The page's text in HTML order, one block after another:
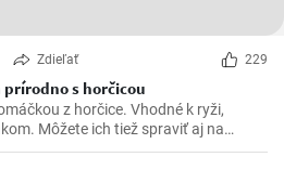
Zdieľať 229
s horčicou
z horčice. Vhodné k ryži,
Môžete ich tiež spraviť aj na
- taktiež na prírodno.